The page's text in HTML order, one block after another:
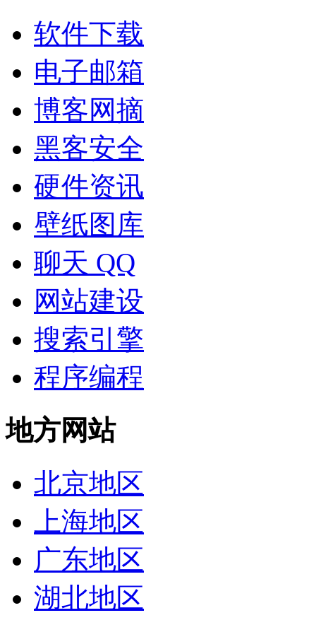
软件下载
电子邮箱
博客网摘
黑客安全
硬件资讯
壁纸图库
聊天 QQ
网站建设
搜索引擎
程序编程
地方网站
北京地区
上海地区
广东地区
湖北地区